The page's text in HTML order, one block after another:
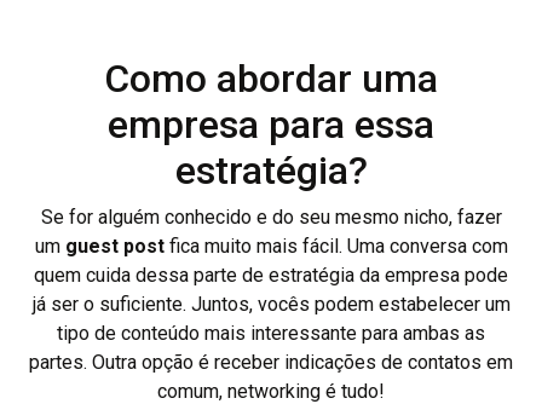
Como abordar uma
empresa para essa
estratégia?
Se for alguém conhecido e do seu mesmo nicho, fazer
um guest post fica muito mais fácil. Uma conversa com
quem cuida dessa parte de estratégia da empresa pode
já ser o suficiente. Juntos, vocês podem estabelecer um
tipo de conteúdo mais interessante para ambas as
partes. Outra opção é receber indicações de contatos em
comum, networking é tudo!